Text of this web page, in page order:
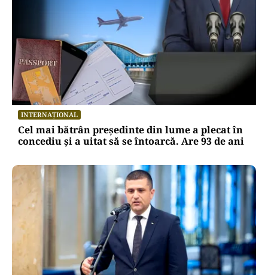
INTERNAȚIONAL
Cel mai bătrân președinte din lume a plecat în
concediu și a uitat să se întoarcă. Are 93 de ani